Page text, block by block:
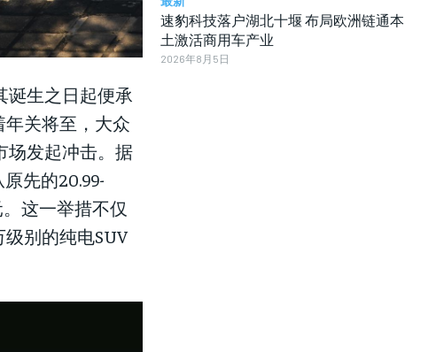
诞生之日起便承
关将至，大众
场发起冲击。据
先的20.99-
这一举措不仅
别的纯电SUV
速豹科技落户湖北十堰 布局欧洲链通本
土激活商用车产业
2026年8月5日